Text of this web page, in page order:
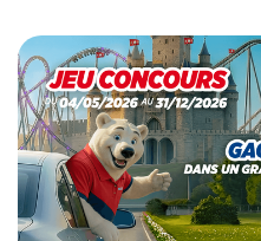
Opération
spéciale
Mai
-
Décembre
2026
Locations